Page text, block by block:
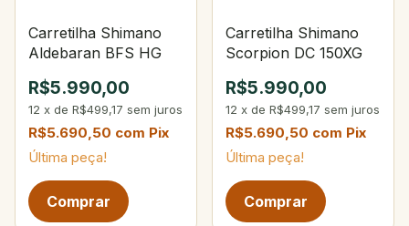
Carretilha Shimano
Aldebaran BFS HG
R$5.990,00
12 x de R$499,17 sem juros
R$5.690,50 com Pix
Última peça!
Carretilha Shimano
Scorpion DC 150XG
R$5.990,00
12 x de R$499,17 sem juros
R$5.690,50 com Pix
Última peça!